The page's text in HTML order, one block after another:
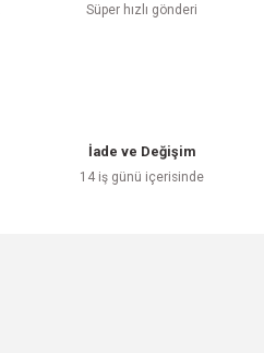
Süper hızlı gönderi
İade ve Değişim
14 iş günü içerisinde